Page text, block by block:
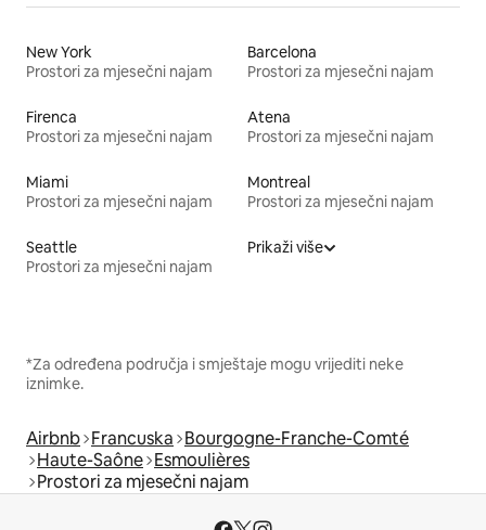
New York
Prostori za mjesečni najam
Barcelona
Prostori za mjesečni najam
Firenca
Prostori za mjesečni najam
Atena
Prostori za mjesečni najam
Miami
Prostori za mjesečni najam
Montreal
Prostori za mjesečni najam
Seattle
Prostori za mjesečni najam
Prikaži više
*Za određena područja i smještaje mogu vrijediti neke
iznimke.
Airbnb Francuska Bourgogne-Franche-Comté
Haute-Saône Esmoulières
Prostori za mjesečni najam